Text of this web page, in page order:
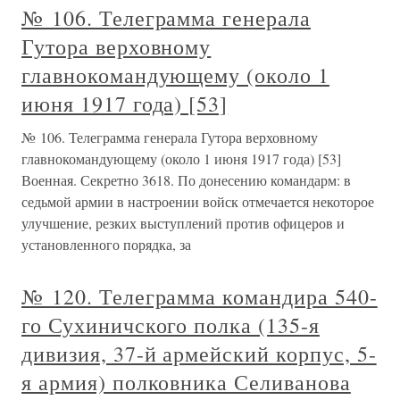
№ 106. Телеграмма генерала
Гутора верховному
главнокомандующему (около 1
июня 1917 года) [53]
№ 106. Телеграмма генерала Гутора верховному
главнокомандующему (около 1 июня 1917 года) [53]
Военная. Секретно 3618. По донесению командарм: в
седьмой армии в настроении войск отмечается некоторое
улучшение, резких выступлений против офицеров и
установленного порядка, за
№ 120. Телеграмма командира 540-
го Сухиничского полка (135-я
дивизия, 37-й армейский корпус, 5-
я армия) полковника Селиванова